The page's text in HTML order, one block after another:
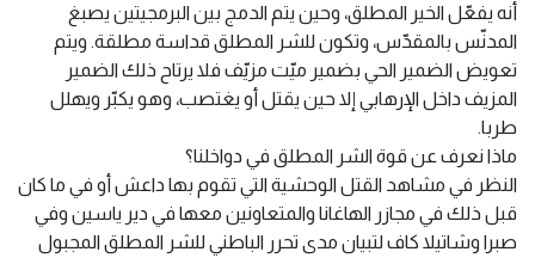
أنه يفعّل الخير المطلق، وحين يتم الدمج بين البرمجيتين يصبغ
المدنّس بالمقدّس، وتكون للشر المطلق قداسة مطلقة. ويتم
تعويض الضمير الحي بضمير ميّت مزيّف فلا يرتاح ذلك الضمير
المزيف داخل الإرهابي إلا حين يقتل أو يغتصب، وهو يكبّر ويهلل
طربا.
ماذا نعرف عن قوة الشر المطلق في دواخلنا؟
النظر في مشاهد القتل الوحشية التي تقوم بها داعش أو في ما كان
قبل ذلك في مجازر الهاغانا والمتعاونين معها في دير ياسين وفي
صبرا وشاتيلا كاف لتبيان مدى تحرر الباطني للشر المطلق المجبول